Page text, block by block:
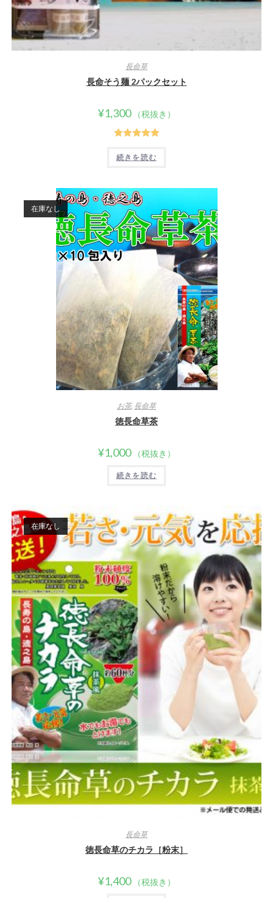
長命草
長命そう麺 2パックセット
¥1,300 （税抜き）
5段階中5.00
の評価
続きを読む
在庫なし
お茶, 長命草
徳長命草茶
¥1,000 （税抜き）
続きを読む
在庫なし
長命草
徳長命草のチカラ［粉末］
¥1,400 （税抜き）